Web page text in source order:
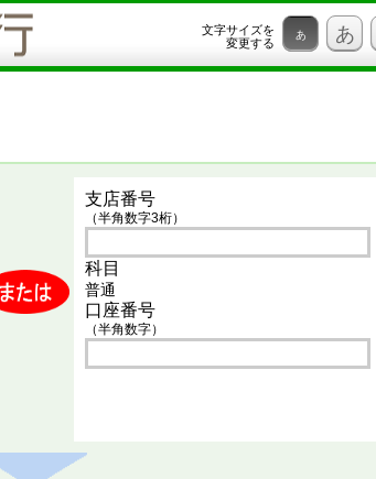
文字サイズを
変更する
あ あ
支店番号
（半角数字3桁）
科目
普通
口座番号
（半角数字）